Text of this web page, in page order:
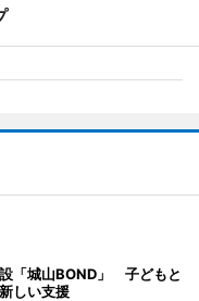
「城山BOND」 子どもと
しい支援